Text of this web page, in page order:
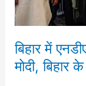
बिहार में
मोदी, बिहार
प्रधानंत्री
बिहार
के